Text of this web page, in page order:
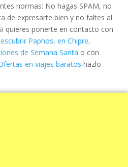
normas: No hagas SPAM, no
de expresarte bien y no faltes al
quieres ponerte en contacto con
Paphos, en Chipre,
de Semana Santa o con
en viajes baratos hazlo